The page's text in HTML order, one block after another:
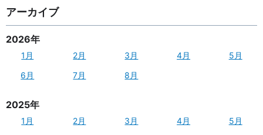
アーカイブ
2026年
1月 2月 3月 4月
5月
6月
7月 8月
2025年
1月 2月 3月 4月
5月